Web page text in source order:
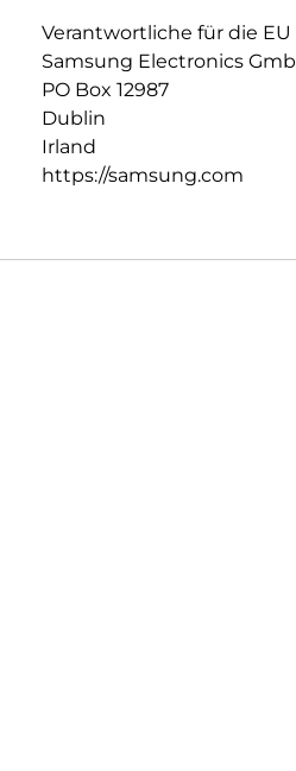
Verantwortliche für die EU
Samsung Electronics
PO Box 12987
Dublin
Irland
https://samsung.com